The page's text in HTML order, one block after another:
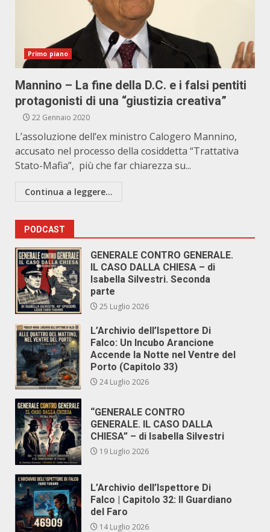
Primo piano
Mannino – La fine della D.C. e i falsi pentiti
protagonisti di una “giustizia creativa”
22 Gennaio 2020
L’assoluzione dell’ex ministro Calogero Mannino,
accusato nel processo della cosiddetta “Trattativa
Stato-Mafia”, più che far chiarezza su...
Continua a leggere...
PODCAST
GENERALE CONTRO GENERALE.
IL CASO DALLA CHIESA – di
Isabella Silvestri. Seconda
parte
25 Luglio 2026
L’Archivio dell’Ispettore Di
Falco: Un Incubo Arancione
Accende la Notte nel Ventre del
Porto (Capitolo 33)
24 Luglio 2026
“GENERALE CONTRO
GENERALE. IL CASO DALLA
CHIESA” – di Isabella Silvestri
19 Luglio 2026
L’Archivio dell’Ispettore Di
Falco | Capitolo 32: Il Guardiano
del Faro
14 Luglio 2026